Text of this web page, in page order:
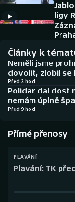
Americký fotbal
Baseball a
Basketbal
Biatlon
Boby a skeleton
Box
Curling
NEPŘEHLÉDNĚTE
Historické
Aplikace ČT sport
AZ kvíz
ligy
Články k
Neměli jsme
dovolit, zlobil se
Před 2 hod
Polidar dal dost
nemám úplně
Před 9 hod
Přímé přenosy
PLAVÁNÍ
Plavání: TK